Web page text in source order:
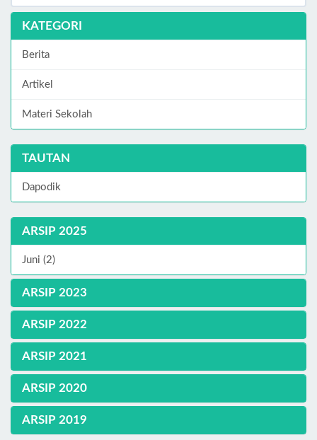
KATEGORI
Berita
Artikel
Materi Sekolah
TAUTAN
Dapodik
ARSIP 2025
Juni (2)
ARSIP 2023
ARSIP 2022
ARSIP 2021
ARSIP 2020
ARSIP 2019